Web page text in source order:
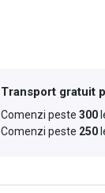
Transport gratuit
Comenzi peste300
Comenzi peste 250